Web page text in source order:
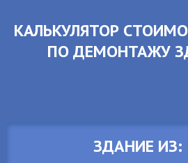
КАЛЬКУЛЯТОР
ПО ДЕМОНТАЖУ
ЗДАНИЕ ИЗ: